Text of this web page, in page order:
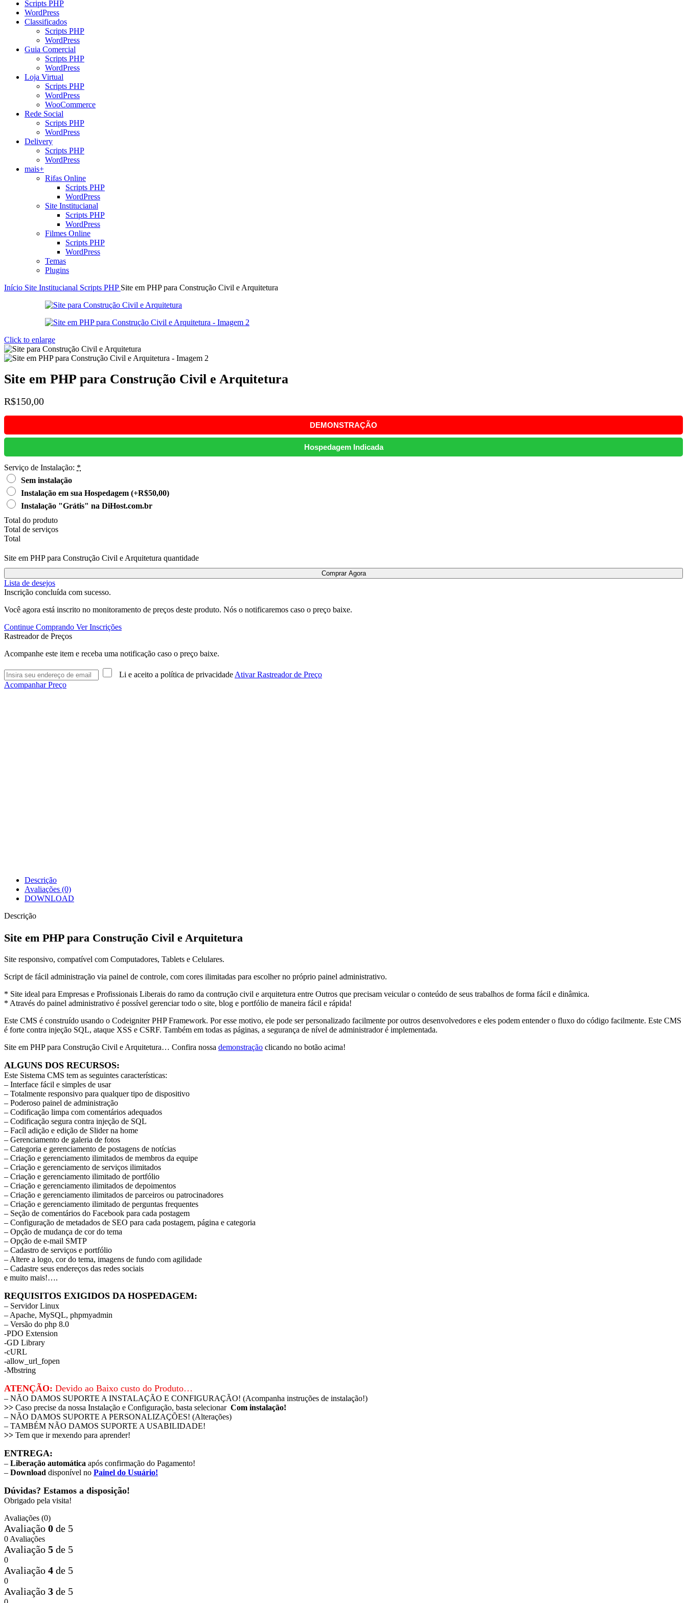
Scripts PHP
WordPress
Classificados
Scripts PHP
WordPress
Guia Comercial
Scripts PHP
WordPress
Loja Virtual
Scripts PHP
WordPress
WooCommerce
Rede Social
Scripts PHP
WordPress
Delivery
Scripts PHP
WordPress
mais+
Rifas Online
Scripts PHP
WordPress
Site Institucianal
Scripts PHP
WordPress
Filmes Online
Scripts PHP
WordPress
Temas
Plugins
Início Site Institucianal Scripts PHP Site em PHP para Construção Civil e Arquitetura
Click to enlarge
Site em PHP para Construção Civil e Arquitetura
R$150,00
DEMONSTRAÇÃO
Hospedagem Indicada
Serviço de Instalação: *
Sem instalação
Instalação em sua Hospedagem (+R$50,00)
Instalação "Grátis" na DiHost.com.br
Total do produto
Total de serviços
Total
Site em PHP para Construção Civil e Arquitetura quantidade
Comprar Agora
Lista de desejos
Inscrição concluída com sucesso.
Você agora está inscrito no monitoramento de preços deste produto. Nós o notificaremos caso o preço baixe.
Continue Comprando Ver Inscrições
Rastreador de Preços
Acompanhe este item e receba uma notificação caso o preço baixe.
Li e aceito a política de privacidade Ativar Rastreador de Preço
Acompanhar Preço
Descrição
Avaliações (0)
DOWNLOAD
Descrição
Site em PHP para Construção Civil e Arquitetura
Site responsivo, compatível com Computadores, Tablets e Celulares.
Script de fácil administração via painel de controle, com cores ilimitadas para escolher no próprio painel administrativo.
* Site ideal para Empresas e Profissionais Liberais do ramo da contrução civil e arquitetura entre Outros que precisam veicular o conteúdo de seus trabalhos de forma fácil e dinâmica.
* Através do painel administrativo é possível gerenciar todo o site, blog e portfólio de maneira fácil e rápida!
Este CMS é construído usando o Codeigniter PHP Framework. Por esse motivo, ele pode ser personalizado facilmente por outros desenvolvedores e eles podem entender o fluxo do código facilmente. Este CMS
é forte contra injeção SQL, ataque XSS e CSRF. Também em todas as páginas, a segurança de nível de administrador é implementada.
Site em PHP para Construção Civil e Arquitetura… Confira nossa demonstração clicando no botão acima!
ALGUNS DOS RECURSOS:
Este Sistema CMS tem as seguintes características:
– Interface fácil e simples de usar
– Totalmente responsivo para qualquer tipo de dispositivo
– Poderoso painel de administração
– Codificação limpa com comentários adequados
– Codificação segura contra injeção de SQL
– Facíl adição e edição de Slider na home
– Gerenciamento de galeria de fotos
– Categoria e gerenciamento de postagens de notícias
– Criação e gerenciamento ilimitados de membros da equipe
– Criação e gerenciamento de serviços ilimitados
– Criação e gerenciamento ilimitado de portfólio
– Criação e gerenciamento ilimitados de depoimentos
– Criação e gerenciamento ilimitados de parceiros ou patrocinadores
– Criação e gerenciamento ilimitado de perguntas frequentes
– Seção de comentários do Facebook para cada postagem
– Configuração de metadados de SEO para cada postagem, página e categoria
– Opção de mudança de cor do tema
– Opção de e-mail SMTP
– Cadastro de serviços e portfólio
– Altere a logo, cor do tema, imagens de fundo com agilidade
– Cadastre seus endereços das redes sociais
e muito mais!….
REQUISITOS EXIGIDOS DA HOSPEDAGEM:
– Servidor Linux
– Apache, MySQL, phpmyadmin
– Versão do php 8.0
-PDO Extension
-GD Library
-cURL
-allow_url_fopen
-Mbstring
ATENÇÃO: Devido ao Baixo custo do Produto…
– NÃO DAMOS SUPORTE A INSTALAÇÃO E CONFIGURAÇÃO! (Acompanha instruções de instalação!)
>> Caso precise da nossa Instalação e Configuração, basta selecionar Com instalação!
– NÃO DAMOS SUPORTE A PERSONALIZAÇÕES! (Alterações)
– TAMBÉM NÃO DAMOS SUPORTE A USABILIDADE!
>> Tem que ir mexendo para aprender!
ENTREGA:
– Liberação automática após confirmação do Pagamento!
– Download disponível no Painel do Usuário!
Dúvidas? Estamos a disposição!
Obrigado pela visita!
Avaliações (0)
Avaliação 0 de 5
0 Avaliações
Avaliação 5 de 5
0
Avaliação 4 de 5
0
Avaliação 3 de 5